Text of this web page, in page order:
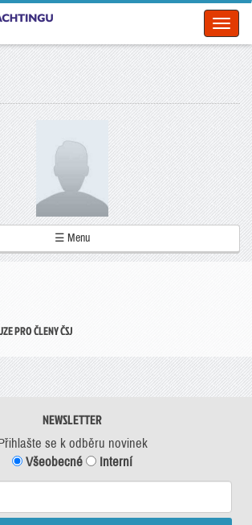
☰ Menu
PRO ČLENY ČSJ
NEWSLETTER
se k odběru novinek
Všeobecné
Interní